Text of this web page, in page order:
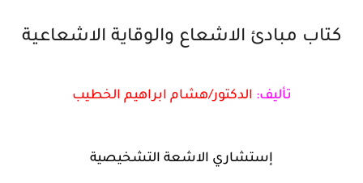
كتاب مبادئ الاشعاع والوقاية الاشعاعية
تأليف: الدكتور/هشام ابراهيم الخطيب
إستشاري الاشعة التشخيصية